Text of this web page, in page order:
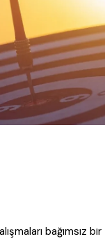
bağımsız bir